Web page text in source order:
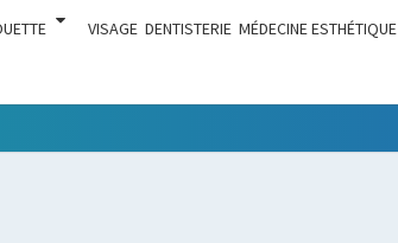
VISAGE DENTISTERIE MÉDECINE ESTHÉTIQUE